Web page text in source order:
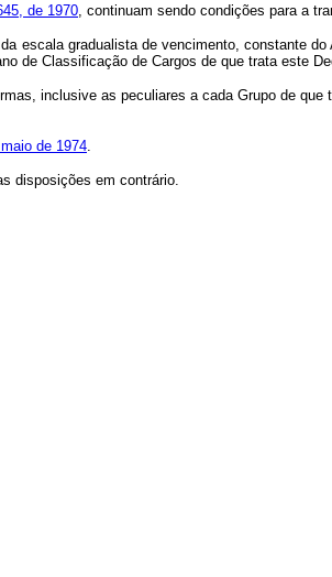
de 1970 , continuam sendo condições para a
escala gradualista de vencimento, constante
de Classificação de Cargos de que trata este
inclusive as peculiares a cada Grupo de que
de 1974
disposições em contrário.